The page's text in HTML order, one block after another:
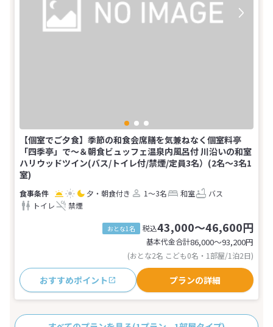
【個室でご夕食】季節の和食会席膳を気兼ねなく個室料亭
「四季亭」で～＆朝食ビュッフェ温泉内風呂付 川沿いの和室
ハリウッドツイン(バス/トイレ付/禁煙/定員3名）(2名～3名1
室)
夕・朝食付き 1～3名 和室
バス
トイレ
禁煙
おとな1名 税込43,000～46,600円
基本代金合計86,000〜93,200円
(おとな2名 こども0名・1部屋/1泊2日)
おすすめポイント プランの詳細